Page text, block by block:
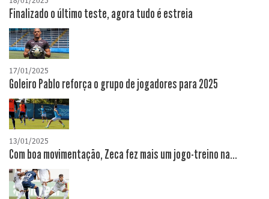
Finalizado o último teste, agora tudo é estreia
17/01/2025
Goleiro Pablo reforça o grupo de jogadores para 2025
13/01/2025
Com boa movimentação, Zeca fez mais um jogo-treino na...